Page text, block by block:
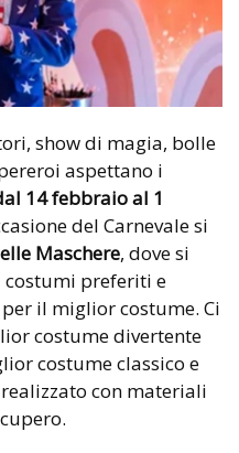
show di magia, bolle
aspettano i
14 febbraio al 1
del Carnevale si
Maschere, dove si
preferiti e
il miglior costume. Ci
costume divertente
costume classico e
con materiali